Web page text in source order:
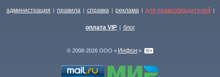
администрация | правила | справка | реклама | для правообладателей |
оплата VIP | блог
© 2008-2026 ООО « Инфон »